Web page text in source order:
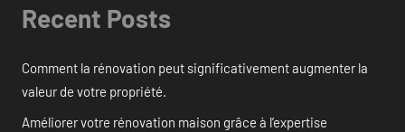
Recent Posts
Comment la rénovation peut significativement augmenter la
valeur de votre propriété.
Améliorer votre rénovation maison grâce à l’expertise